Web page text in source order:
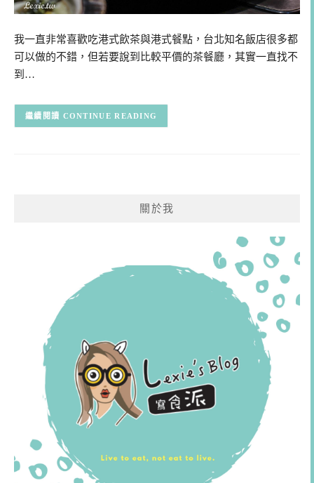
我一直非常喜歡吃港式飲茶與港式餐點，台北知名飯店很多都
可以做的不錯，但若要說到比較平價的茶餐廳，其實一直找不
到…
CONTINUE READING
關於我